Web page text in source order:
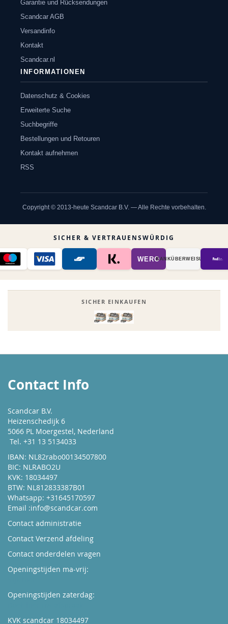
Garantie und Rücksendungen
Scandcar AGB
Versandinfo
Kontakt
Scandcar.nl
INFORMATIONEN
Datenschutz & Cookies
Erweiterte Suche
Suchbegriffe
Bestellungen und Retouren
Kontakt aufnehmen
RSS
Copyright © 2013-heute Scandcar B.V. — Alle Rechte vorbehalten.
SICHER & VERTRAUENSWÜRDIG
WEROBANK­ÜBER­WEISUNG
SICHER EINKAUFEN
Contact Info
Scandcar B.V.
Heizenschedijk 6
5066 PL Moergestel, Nederland
Tel. +31 13 5134033
IBAN: NL82rabo00134507800
BIC: NLRABO2U
KVK: 18034497
BTW: NL812833387B01
Whatsapp: +31645170597
Email :info@scandcar.com
Contact administratie
Contact Verzend afdeling
Contact onderdelen vragen
Openingstijden ma-vrij:
Openingstijden zaterdag:
KVK scandcar 18034497